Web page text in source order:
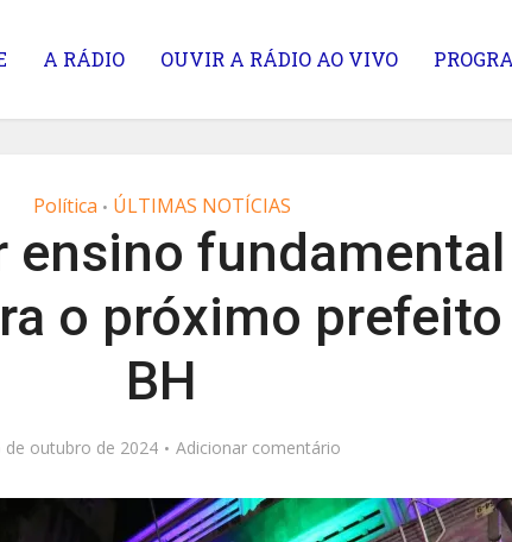
A RÁDIO OUVIR A RÁDIO AO VIVO
Política • ÚLTIMAS NOTÍCIAS
ensino
o próximo prefeito
BH
de outubro de 2024 Adicionar comentário